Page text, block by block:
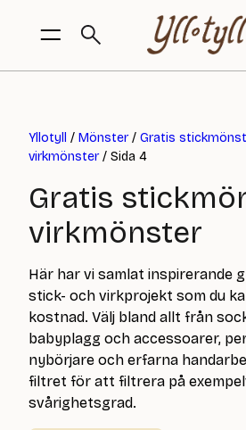
Yllotyll / Mönster/ Gratis
virkmönster/ Sida 4
Gratis
virkmönster
Här har vi samlat inspirerande
stick- och virkprojekt som du
kostnad. Välj bland allt från
babyplagg och accessoarer,
nybörjare och erfarna
filtret för att filtrera på
svårighetsgrad.